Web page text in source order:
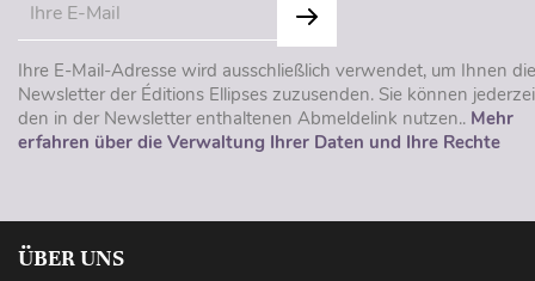
Ihre E-Mail-Adresse wird ausschließlich verwendet, um Ihnen die
Newsletter der Éditions Ellipses zuzusenden. Sie können
den in der Newsletter enthaltenen Abmeldelink nutzen.. Mehr
erfahren über die Verwaltung Ihrer Daten und Ihre Rechte
ÜBER UNS